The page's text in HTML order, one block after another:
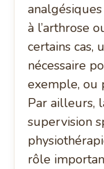
à l’arthrose
certains cas,
nécessaire
exemple, ou
Par ailleurs,
supervision
rôle